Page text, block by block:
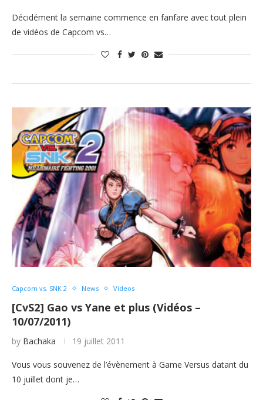
Décidément la semaine commence en fanfare avec tout plein
de vidéos de Capcom vs…
Capcom vs. SNK 2 News Videos
[CvS2] Gao vs Yane et plus (Vidéos –
10/07/2011)
by Bachaka 19 juillet 2011
Vous vous souvenez de l’évènement à Game Versus datant du
10 juillet dont je…